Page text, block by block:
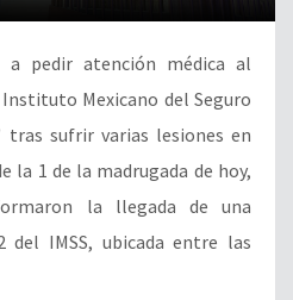
pedir atención médica al
Mexicano del Seguro
tras sufrir varias lesiones en
la 1 de la madrugada de hoy,
la llegada de una
IMSS, ubicada entre las